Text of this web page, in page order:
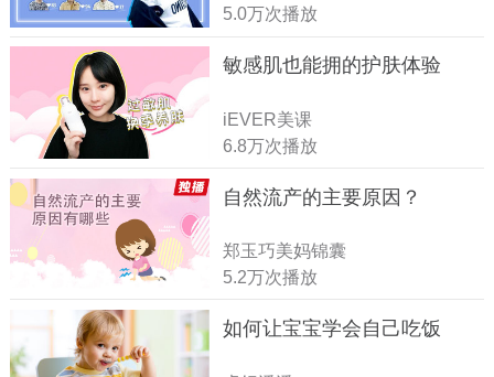
5.0万次播放
敏感肌也能拥的护肤体验
iEVER美课
6.8万次播放
自然流产的主要原因？
郑玉巧美妈锦囊
5.2万次播放
如何让宝宝学会自己吃饭